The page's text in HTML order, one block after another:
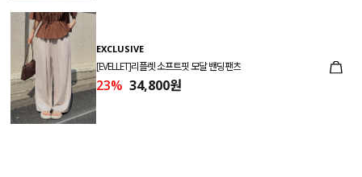
EXCLUSIVE
[EVELLET]리플렛 소프트핏 모달 밴딩팬츠
23% 34,800원